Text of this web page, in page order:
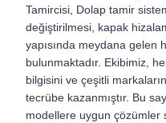
Tamircisi, Dolap tamir
değiştirilmesi, kapak
yapısında meydana gelen
bulunmaktadır. Ekibimiz,
bilgisini ve çeşitli
tecrübe kazanmıştır. Bu
modellere uygun çözümler